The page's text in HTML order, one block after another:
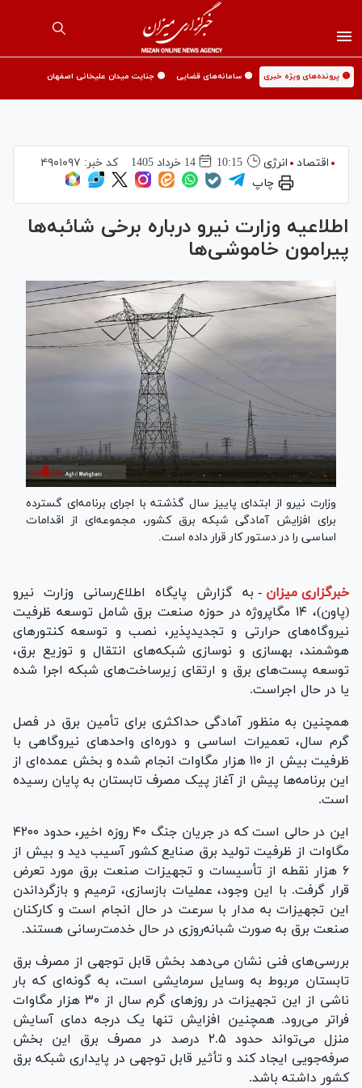
🟡 پرونده‌های ویژه خبری 🟡 سامانه‌های قضایی 🟡 جنایت میدان علیخانی اصفهان
اقتصاد انرژی 10:15 14 خرداد 1405 کد خبر: ۴۹۰۱۰۹۷
چاپ
اطلاعیه وزارت نیرو درباره برخی شائبه‌ها
پیرامون خاموشی‌ها
وزارت نیرو از ابتدای پاییز سال گذشته با اجرای برنامه‌ای گسترده
برای افزایش آمادگی شبکه برق کشور، مجموعه‌ای از اقدامات
اساسی را در دستور کار قرار داده است.
خبرگزاری میزان - به گزارش پایگاه اطلاع‌رسانی وزارت نیرو
(پاون)، ۱۴ مگاپروژه در حوزه صنعت برق شامل توسعه ظرفیت
نیروگاه‌های حرارتی و تجدیدپذیر، نصب و توسعه کنتور‌های
هوشمند، بهسازی و نوسازی شبکه‌های انتقال و توزیع برق،
توسعه پست‌های برق و ارتقای زیرساخت‌های شبکه اجرا شده
یا در حال اجراست.
همچنین به منظور آمادگی حداکثری برای تأمین برق در فصل
گرم سال، تعمیرات اساسی و دوره‌ای واحد‌های نیروگاهی با
ظرفیت بیش از ۱۱۰ هزار مگاوات انجام شده و بخش عمده‌ای از
این برنامه‌ها پیش از آغاز پیک مصرف تابستان به پایان رسیده
است.
این در حالی است که در جریان جنگ ۴۰ روزه اخیر، حدود ۴۲۰۰
مگاوات از ظرفیت تولید برق صنایع کشور آسیب دید و بیش از
۶ هزار نقطه از تأسیسات و تجهیزات صنعت برق مورد تعرض
قرار گرفت. با این وجود، عملیات بازسازی، ترمیم و بازگرداندن
این تجهیزات به مدار با سرعت در حال انجام است و کارکنان
صنعت برق به صورت شبانه‌روزی در حال خدمت‌رسانی هستند.
بررسی‌های فنی نشان می‌دهد بخش قابل توجهی از مصرف برق
تابستان مربوط به وسایل سرمایشی است، به گونه‌ای که بار
ناشی از این تجهیزات در روز‌های گرم سال از ۳۰ هزار مگاوات
فراتر می‌رود. همچنین افزایش تنها یک درجه دمای آسایش
منزل می‌تواند حدود ۲.۵ درصد در مصرف برق این بخش
صرفه‌جویی ایجاد کند و تأثیر قابل توجهی در پایداری شبکه برق
کشور داشته باشد.